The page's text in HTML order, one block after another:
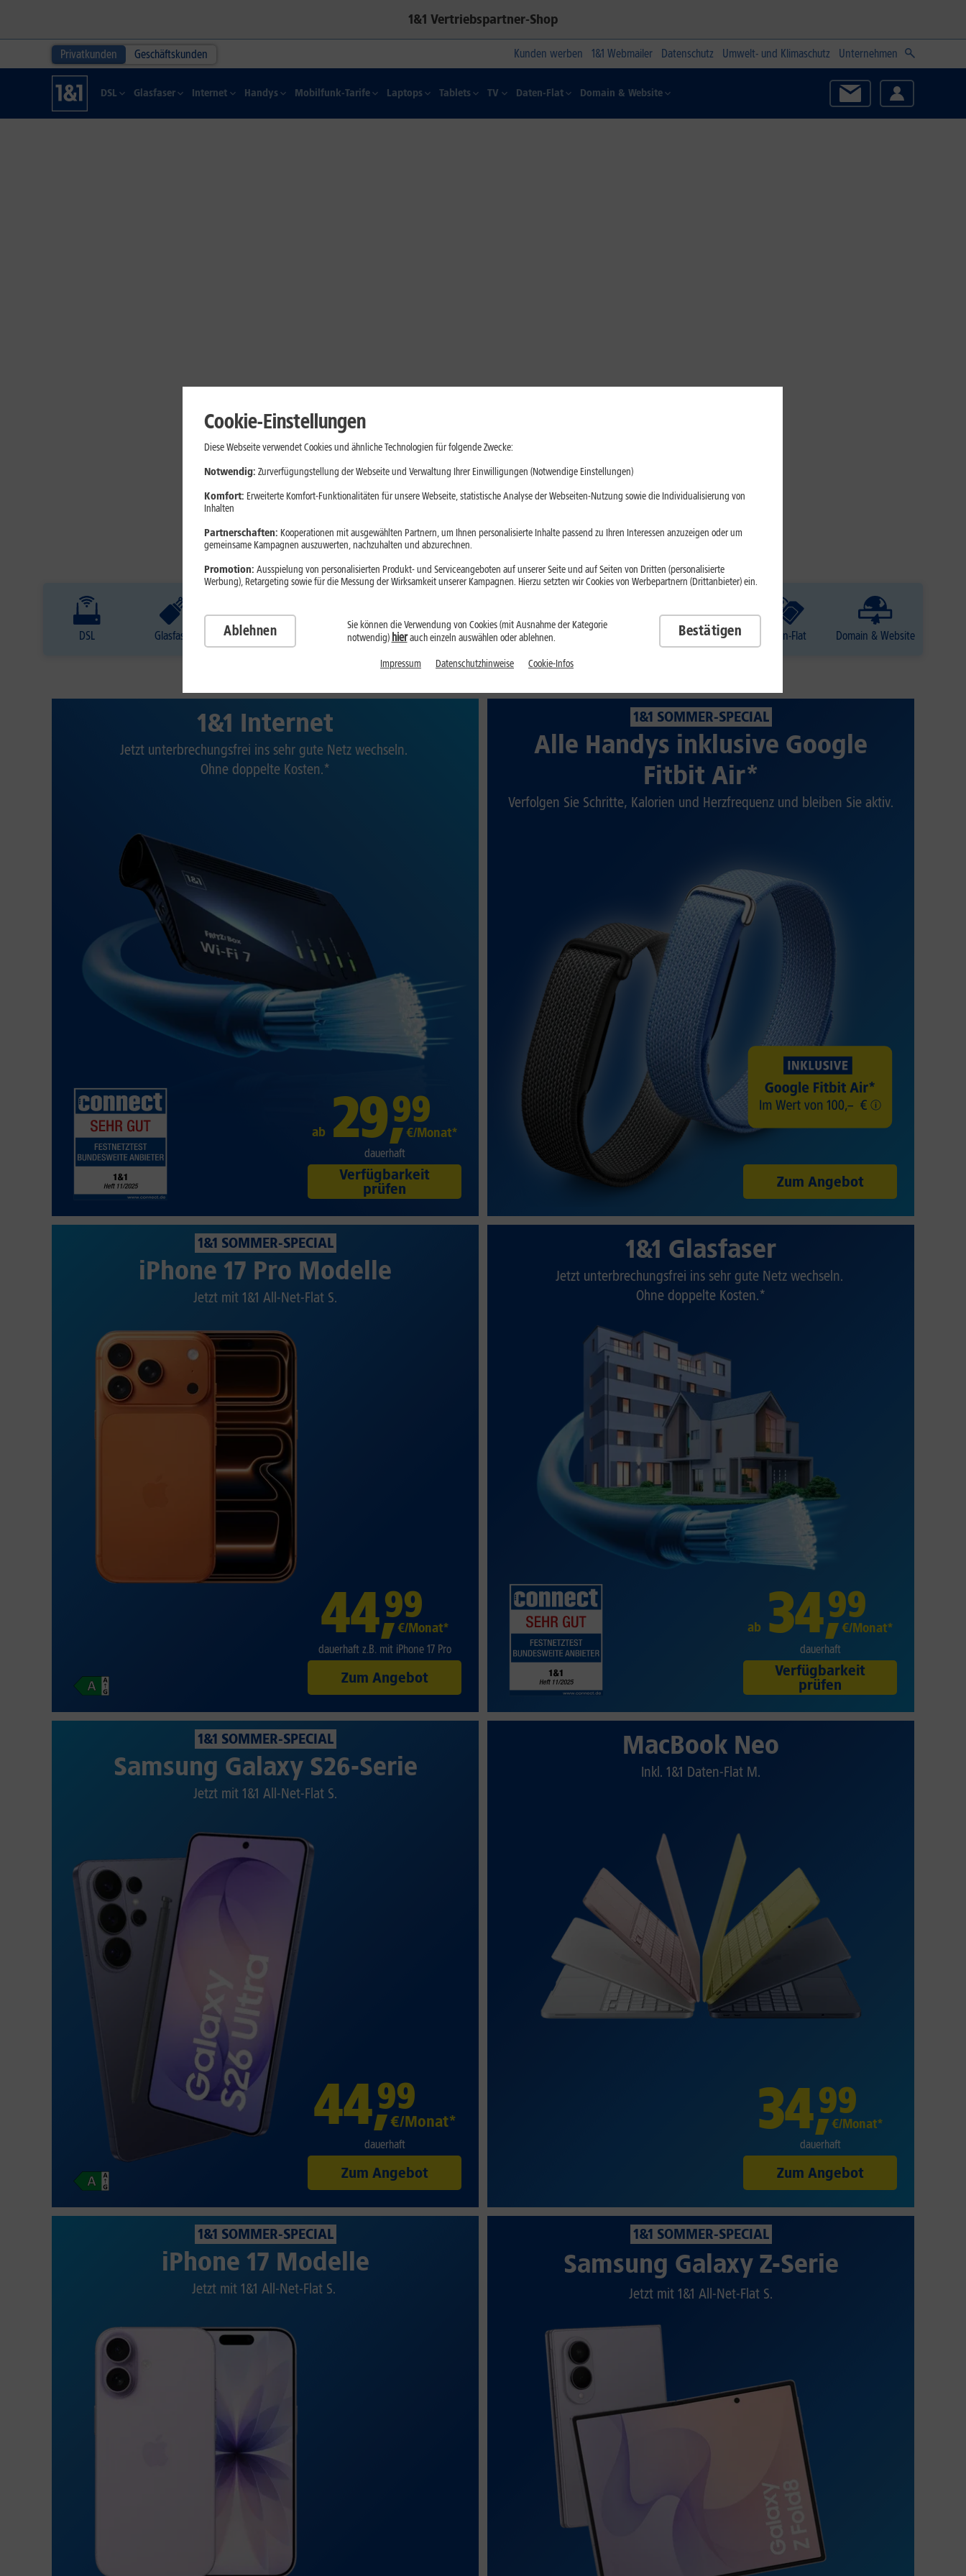
1&1 Vertriebspartner-Shop
Privatkunden Geschäftskunden Kunden werben 1&1 Webmailer Datenschutz Umwelt- und Klimaschutz Unternehmen
DSL Glasfaser Internet Handys Mobilfunk-Tarife Laptops Tablets TV Daten-Flat Domain & Website
DSL Glasfaser Internet Handys Mobilfunk-Tarife Laptops TV Daten-Flat Domain & Website
1&1 Internet
Jetzt unterbrechungsfrei ins sehr gute Netz wechseln.
Ohne doppelte Kosten.*
ab 29,99
€/Monat*
dauerhaft
Verfügbarkeit
prüfen
1&1 SOMMER-SPECIAL
Alle Handys inklusive Google
Fitbit Air*
Verfolgen Sie Schritte, Kalorien und Herzfrequenz und bleiben Sie aktiv.
Zum Angebot
1&1 SOMMER-SPECIAL
iPhone 17 Pro Modelle
Jetzt mit 1&1 All-Net-Flat S.
44,99
€/Monat*
dauerhaft z.B. mit iPhone 17 Pro
Zum Angebot
1&1 Glasfaser
Jetzt unterbrechungsfrei ins sehr gute Netz wechseln.
Ohne doppelte Kosten.*
ab 34,99
€/Monat*
dauerhaft
Verfügbarkeit
prüfen
1&1 SOMMER-SPECIAL
Samsung Galaxy S26-Serie
Jetzt mit 1&1 All-Net-Flat S.
44,99
€/Monat*
dauerhaft
Zum Angebot
MacBook Neo
Inkl. 1&1 Daten-Flat M.
34,99
€/Monat*
dauerhaft
Zum Angebot
1&1 SOMMER-SPECIAL
iPhone 17 Modelle
Jetzt mit 1&1 All-Net-Flat S.
1&1 SOMMER-SPECIAL
Samsung Galaxy Z-Serie
Jetzt mit 1&1 All-Net-Flat S.
Cookie-Einstellungen
Diese Webseite verwendet Cookies und ähnliche Technologien für folgende Zwecke:
Notwendig: Zurverfügungstellung der Webseite und Verwaltung Ihrer Einwilligungen (Notwendige Einstellungen)
Komfort: Erweiterte Komfort-Funktionalitäten für unsere Webseite, statistische Analyse der Webseiten-Nutzung sowie die Individualisierung von
Inhalten
Partnerschaften: Kooperationen mit ausgewählten Partnern, um Ihnen personalisierte Inhalte passend zu Ihren Interessen anzuzeigen oder um
gemeinsame Kampagnen auszuwerten, nachzuhalten und abzurechnen.
Promotion: Ausspielung von personalisierten Produkt- und Serviceangeboten auf unserer Seite und auf Seiten von Dritten (personalisierte
Werbung), Retargeting sowie für die Messung der Wirksamkeit unserer Kampagnen. Hierzu setzten wir Cookies von Werbepartnern (Drittanbieter) ein.
Ablehnen
Sie können die Verwendung von Cookies (mit Ausnahme der Kategorie
notwendig) hierauch einzeln auswählen oder ablehnen. Bestätigen
Impressum Datenschutzhinweise Cookie-Infos